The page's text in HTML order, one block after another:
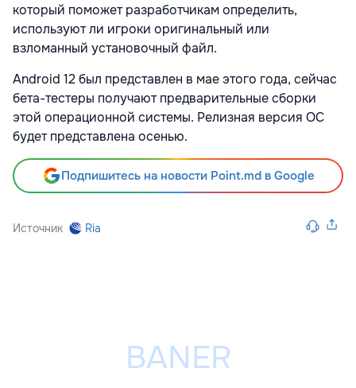
который поможет разработчикам определить,
используют ли игроки оригинальный или
взломанный установочный файл.
Android 12 был представлен в мае этого года, сейчас
бета-тестеры получают предварительные сборки
этой операционной системы. Релизная версия ОС
будет представлена осенью.
Подпишитесь на новости Point.md в Google
Источник Ria